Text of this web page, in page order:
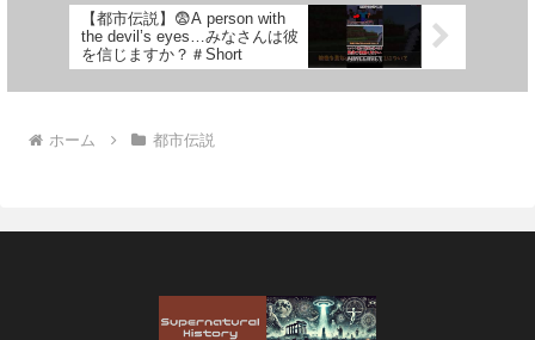
【都市伝説】😨A person with
the devil’s eyes…みなさんは彼
を信じますか？＃Short
ホーム 都市伝説